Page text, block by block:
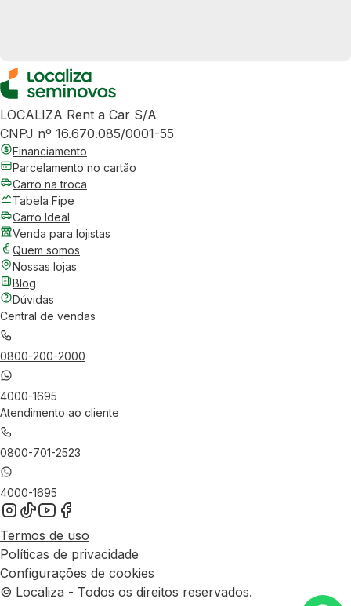
LOCALIZA Rent a Car S/A
CNPJ nº 16.670.085/0001-55
Financiamento
Parcelamento no cartão
Carro na troca
Tabela Fipe
Carro Ideal
Venda para lojistas
Quem somos
Nossas lojas
Blog
Dúvidas
Central de vendas
0800-200-2000
4000-1695
Atendimento ao cliente
0800-701-2523
4000-1695
Termos de uso
Políticas de privacidade
Configurações de cookies
© Localiza - Todos os direitos reservados.